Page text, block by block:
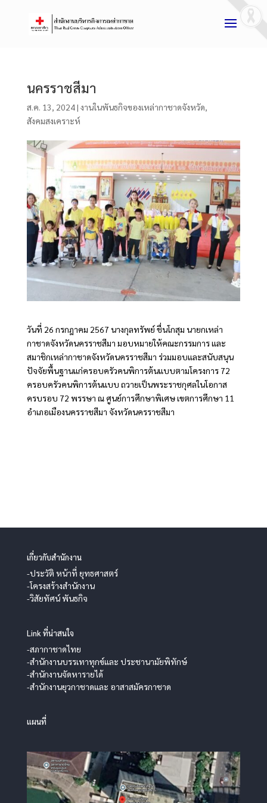
นครราชสีมา
ส.ค. 13, 2024| งานในพันธกิจของเหล่ากาชาดจังหวัด,
สังคมสงเคราะห์
วันที่ 26 กรกฎาคม 2567 นางกุลทรัพย์ ชื่นโกสุม นายกเหล่า
กาชาดจังหวัดนครราชสีมา มอบหมายให้คณะกรรมการ และ
สมาชิกเหล่ากาชาดจังหวัดนครราชสีมา ร่วมมอบและสนับสนุน
ปัจจัยพื้นฐานแก่ครอบครัวคนพิการต้นแบบตามโครงการ 72
ครอบครัวคนพิการต้นแบบ ถวายเป็นพระราชกุศลในโอกาส
ครบรอบ 72 พรรษา ณ ศูนย์การศึกษาพิเศษ เขตการศึกษา 11
อำเภอเมืองนครราชสีมา จังหวัดนครราชสีมา
เกี่ยวกับสำนักงาน
-ประวัติ หน้าที่ ยุทธศาสตร์
-โครงสร้างสำนักงาน
-วิสัยทัศน์ พันธกิจ
Link ที่น่าสนใจ
-สภากาชาดไทย
-สำนักงานบรรเทาทุกข์และ ประชานามัยพิทักษ์
-สำนักงานจัดหารายได้
-สำนักงานยุวกาชาดและ อาสาสมัครกาชาด
แผนที่